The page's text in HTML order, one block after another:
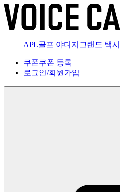
APL골프 야디지 그랜드 택시
쿠폰쿠폰 등록
로그인/회원가입